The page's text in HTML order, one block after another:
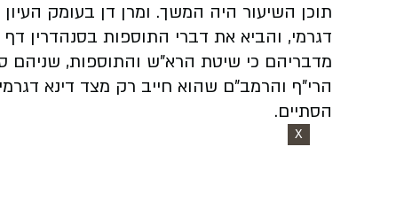
תוכן השיעור היה המשך. ומרן דן בעומק
דגרמי, והביא את דברי התוספות בסנהדרין
מדבריהם כי שיטת הרא"ש והתוספות, שניהם
הרי"ף והרמב"ם שהוא חייב רק מצד דינא
הסתיים.
X